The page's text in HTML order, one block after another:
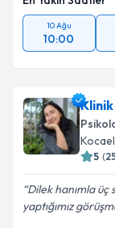
En Yakın Saatler
10 Ağu
10:00
(
Dilek hanımla
yaptığımız